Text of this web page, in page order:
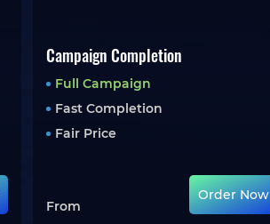
Campaign Completion
Full Campaign
Fast Completion
Fair Price
From
Order Now